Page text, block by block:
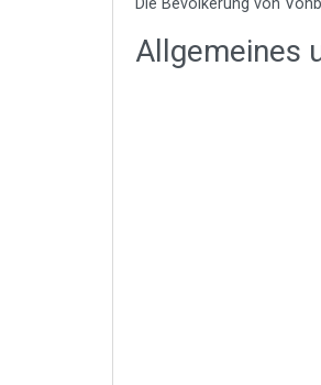
Die Bevölkerung von
Allgemeines